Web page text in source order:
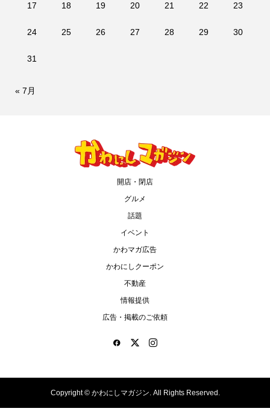
17 18 19 20 21 22 23
24 25 26 27 28 29 30
31
« 7月
開店・閉店
グルメ
話題
イベント
かわマガ広告
かわにしクーポン
不動産
情報提供
広告・掲載のご依頼
Copyright ©かわにしマガジン. All Rights Reserved.